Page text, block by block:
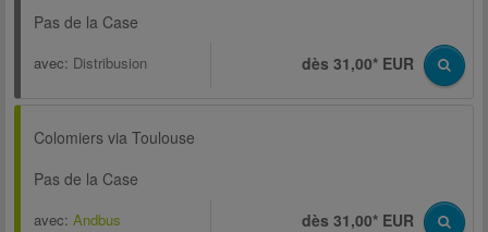
Pas de la Case
avec: Distribusion dès 31,00* EUR
Colomiers via Toulouse
Pas de la Case
avec: Andbus dès 31,00* EUR